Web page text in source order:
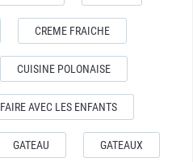
CREME FRAICHE
CUISINE POLONAISE
FAIRE AVEC LES ENFANTS
GATEAU GATEAUX